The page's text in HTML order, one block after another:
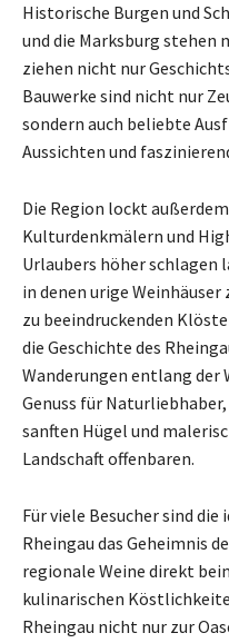
Historische Burgen und
und die Marksburg stehen
ziehen nicht nur
Bauwerke sind nicht nur
sondern auch beliebte
Aussichten und
Die Region lockt
Kulturdenkmälern und
Urlaubers höher schlagen
in denen urige
zu beeindruckenden
die Geschichte des
Wanderungen entlang der
Genuss für
sanften Hügel und
Landschaft offenbaren.
Für viele Besucher sind
Rheingau das Geheimnis
regionale Weine direkt
kulinarischen
Rheingau nicht nur zur